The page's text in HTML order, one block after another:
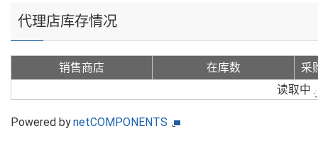
代理店库存情况
销售商店 在库数
采
读取中
Powered bynetCOMPONENTS